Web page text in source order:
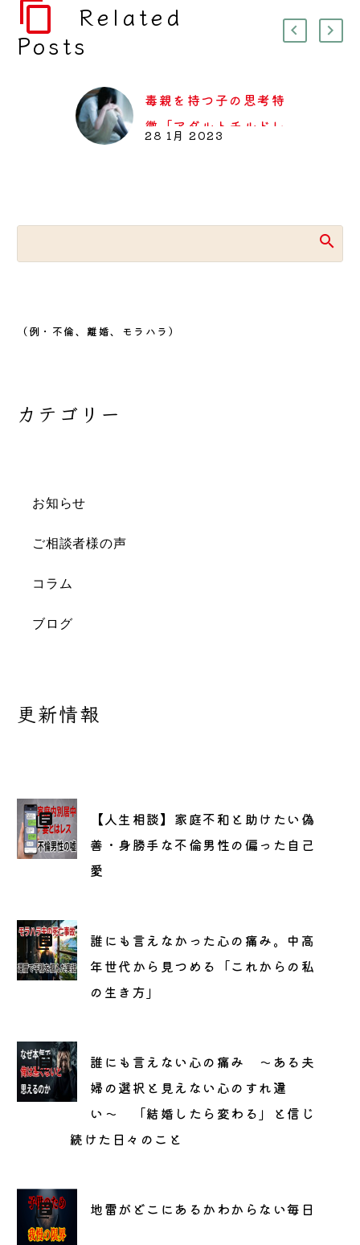
Related
Posts
毒親を持つ子の思考特
徴「アダルトチルドレ
「毒…
28 1月 2023
（例・不倫、離婚、モラハラ）
カテゴリー
お知らせ
ご相談者様の声
コラム
ブログ
更新情報
【人生相談】家庭不和と助けたい偽
善・身勝手な不倫男性の偏った自己
愛
誰にも言えなかった心の痛み。中高
年世代から見つめる「これからの私
の生き方」
誰にも言えない心の痛み 〜ある夫
婦の選択と見えない心のすれ違
い〜 「結婚したら変わる」と信じ
続けた日々のこと
地雷がどこにあるかわからない毎日